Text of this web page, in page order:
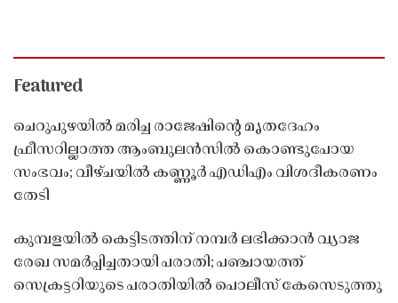
Featured
ചെറുപുഴയിൽ മരിച്ച രാജേഷിൻ്റെ മൃതദേഹം
ഫ്രീസറില്ലാത്ത ആംബുലൻസിൽ കൊണ്ടുപോയ
സംഭവം; വീഴ്ചയിൽ കണ്ണൂർ എഡിഎം വിശദീകരണം
തേടി
കുമ്പളയിൽ കെട്ടിടത്തിന് നമ്പർ ലഭിക്കാൻ വ്യാജ
രേഖ സമർപ്പിച്ചതായി പരാതി; പഞ്ചായത്ത്
സെക്രട്ടറിയുടെ പരാതിയിൽ പൊലീസ് കേസെടുത്തു